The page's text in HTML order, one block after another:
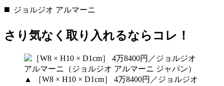
◼️ ジョルジオ アルマーニ
さり気なく取り入れるならコレ！
▲ ［W8 × H10 × D1cm］ 4万8400円／ジョルジオ